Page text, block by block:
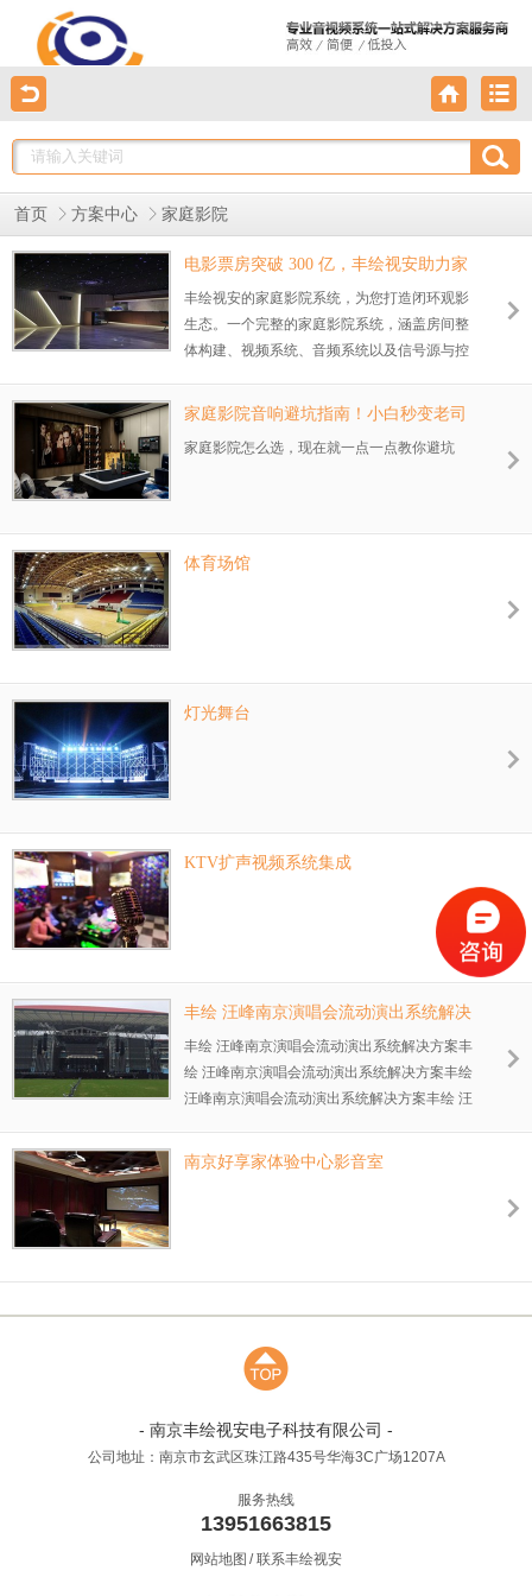
首页 方案中心 家庭影院
电影票房突破 300 亿，丰绘视安助力家
庭影院畅享视听盛宴
丰绘视安的家庭影院系统，为您打造闭环观影
生态。一个完整的家庭影院系统，涵盖房间整
体构建、视频系统、音频系统以及信号源与控
备无论是平板电视机还是投影机，都具备出色
处色彩与细节，让您仿佛置身于电影院的大屏
家庭影院音响避坑指南！小白秒变老司
机
家庭影院怎么选，现在就一点一点教你避坑
体育场馆
灯光舞台
KTV扩声视频系统集成
丰绘 汪峰南京演唱会流动演出系统解决
方案
丰绘 汪峰南京演唱会流动演出系统解决方案丰
绘 汪峰南京演唱会流动演出系统解决方案丰绘
汪峰南京演唱会流动演出系统解决方案丰绘 汪
演出是一种公共场所的演出的扩声系统,如露天
需求。
南京好享家体验中心影音室
- 南京丰绘视安电子科技有限公司 -
公司地址：南京市玄武区珠江路435号华海3C广场1207A
服务热线
13951663815
网站地图 /联系丰绘视安